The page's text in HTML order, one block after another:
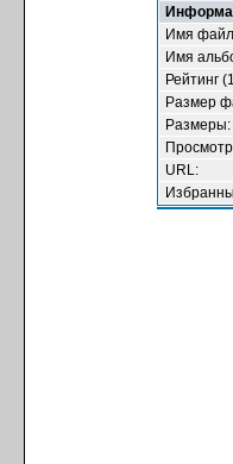
Имя
Имя
Рейтинг
Размер
Размеры:
URL: